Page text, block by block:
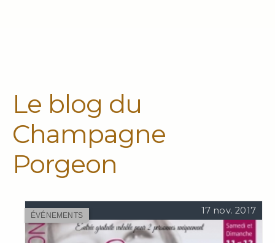
Le blog du
Champagne
Porgeon
ÉVÉNEMENTS 17 nov. 2017